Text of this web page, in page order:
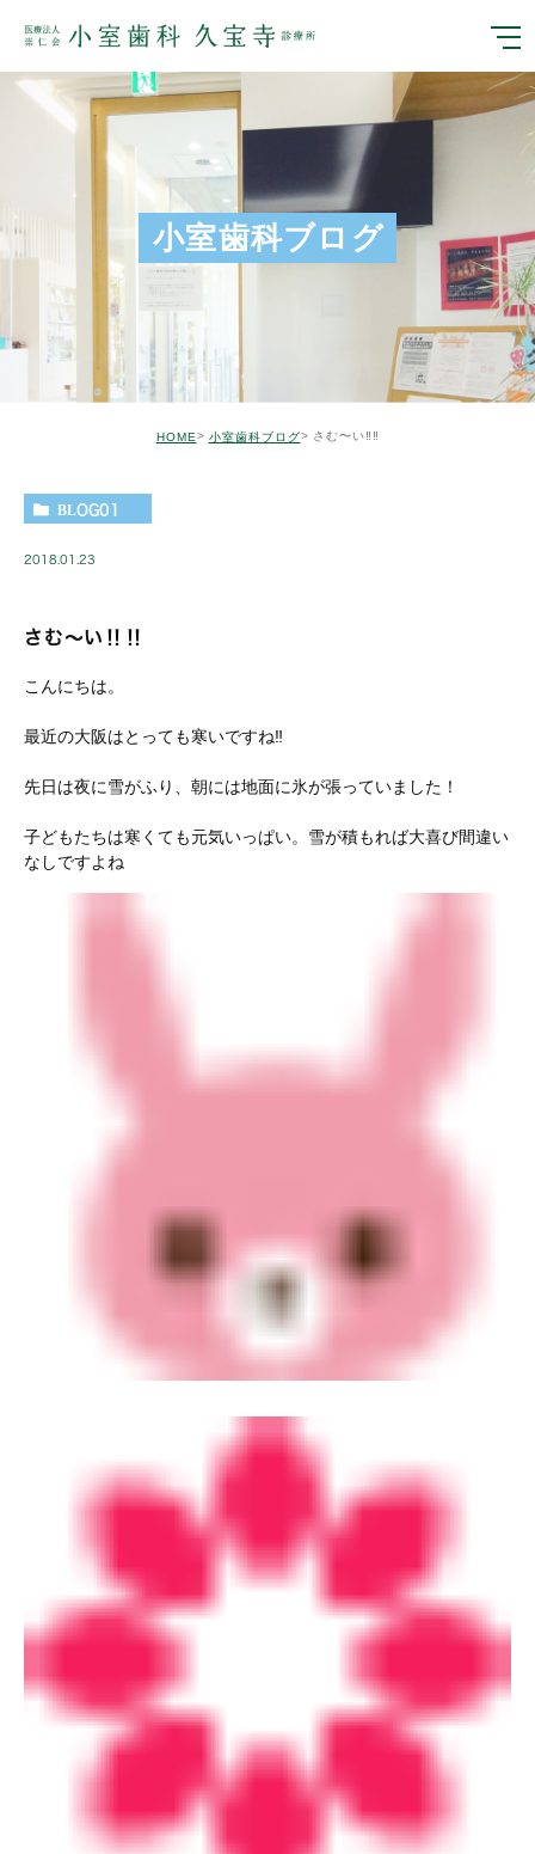
小室歯科ブログ
HOME 小室歯科ブログ さむ〜い‼︎‼︎
BLOG01
2018.01.23
さむ〜い‼︎‼︎
こんにちは。
最近の大阪はとっても寒いですね‼︎
先日は夜に雪がふり、朝には地面に氷が張っていました！
子どもたちは寒くても元気いっぱい。雪が積もれば大喜び間違い
なしですよね